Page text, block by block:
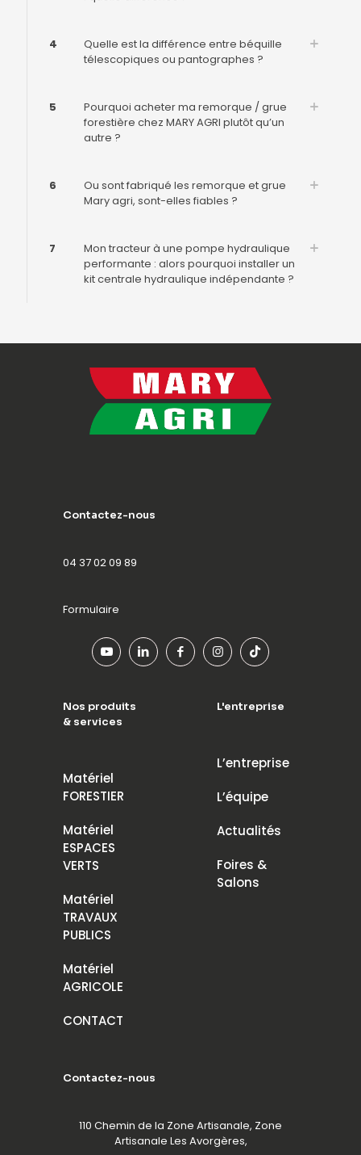
4
Quelle est la différence entre béquille
télescopiques ou pantographes ?
5
Pourquoi acheter ma remorque / grue
forestière chez MARY AGRI plutôt qu’un
autre ?
6
Ou sont fabriqué les remorque et grue
Mary agri, sont-elles fiables ?
7
Mon tracteur à une pompe hydraulique
performante : alors pourquoi installer un
kit centrale hydraulique indépendante ?
Contactez-nous
04 37 02 09 89
Formulaire
Nos produits
& services
Matériel
FORESTIER
Matériel
ESPACES
VERTS
Matériel
TRAVAUX
PUBLICS
Matériel
AGRICOLE
CONTACT
L'entreprise
L’entreprise
L’équipe
Actualités
Foires &
Salons
Contactez-nous
110 Chemin de la Zone Artisanale, Zone
Artisanale Les Avorgères,